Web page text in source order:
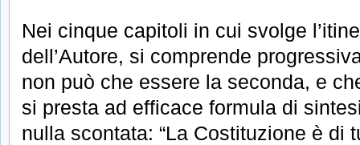
Nei cinque capitoli in cui svolge
dell’Autore, si comprende
non può che essere la seconda, e
si presta ad efficace formula di
nulla scontata: “La Costituzione è di